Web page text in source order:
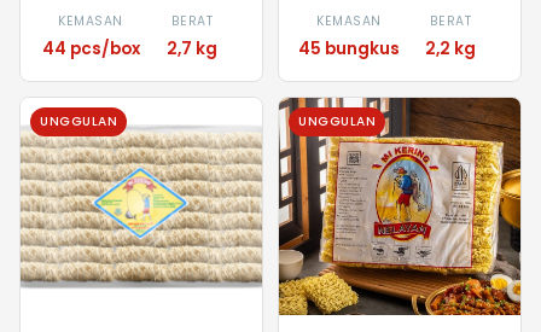
KEMASAN
44 pcs/box
BERAT
2,7 kg
KEMASAN
45 bungkus
BERAT
2,2 kg
UNGGULAN UNGGULAN